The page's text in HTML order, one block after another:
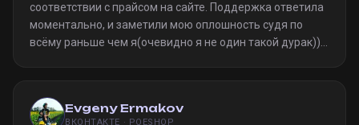
соответствии с прайсом на сайте. Поддержка ответила
моментально, и заметили мою оплошность судя по
всёму раньше чем я(очевидно я не один такой дурак)).
Evgeny Ermakov
ВКОНТАКТЕ · POESHOP